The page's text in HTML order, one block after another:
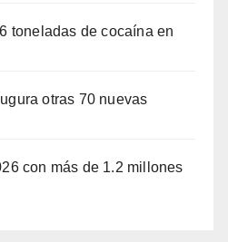
toneladas de cocaína en
otras 70 nuevas
con más de 1.2 millones